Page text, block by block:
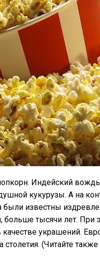
Индейский
кукурузы. А на
были известны
больше тысячи лет.
украшений.
(Читайте также